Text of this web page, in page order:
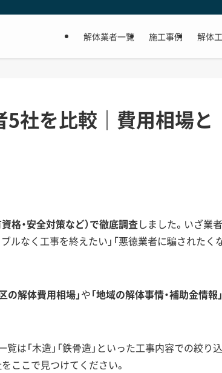
解体業者一覧 施工事例 解体
社を比較｜費用相場と
格・安全対策など）で徹底調査しました。いざ業者
ルなく工事を終えたい」「悪徳業者に騙されたく
の解体費用相場」や「地域の解体事情・補助金情報」
は「木造」「鉄骨造」といった工事内容での絞り込
ここで見つけてください。